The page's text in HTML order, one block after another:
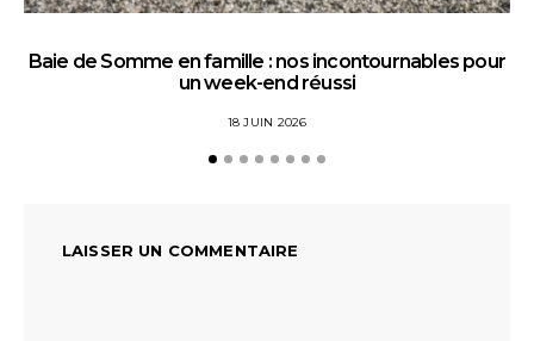
Baie de Somme en famille : nos incontournables pour
un week-end réussi
18 JUIN 2026
LAISSER UN COMMENTAIRE